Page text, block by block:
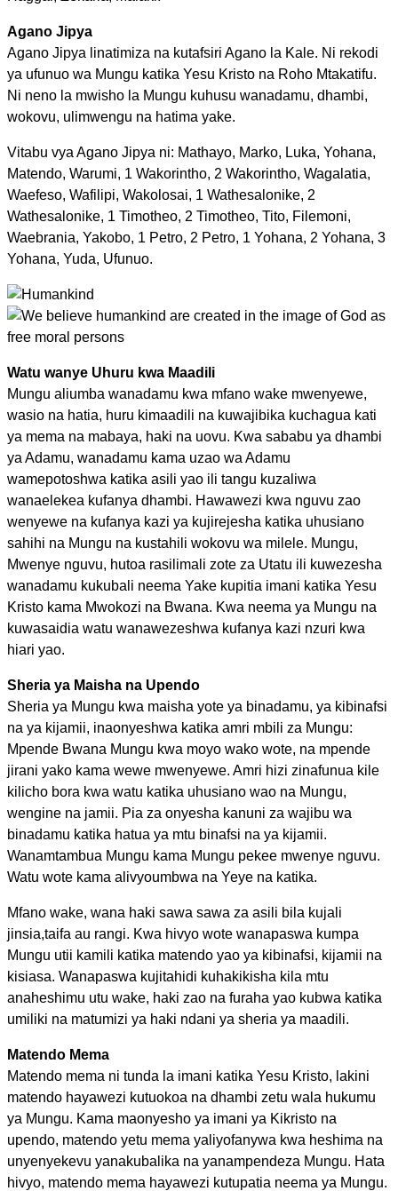
Agano Jipya
Agano Jipya linatimiza na kutafsiri Agano la Kale. Ni rekodi
ya ufunuo wa Mungu katika Yesu Kristo na Roho Mtakatifu.
Ni neno la mwisho la Mungu kuhusu wanadamu, dhambi,
wokovu, ulimwengu na hatima yake.
Vitabu vya Agano Jipya ni: Mathayo, Marko, Luka, Yohana,
Matendo, Warumi, 1 Wakorintho, 2 Wakorintho, Wagalatia,
Waefeso, Wafilipi, Wakolosai, 1 Wathesalonike, 2
Wathesalonike, 1 Timotheo, 2 Timotheo, Tito, Filemoni,
Waebrania, Yakobo, 1 Petro, 2 Petro, 1 Yohana, 2 Yohana, 3
Yohana, Yuda, Ufunuo.
Watu wanye Uhuru kwa Maadili
Mungu aliumba wanadamu kwa mfano wake mwenyewe,
wasio na hatia, huru kimaadili na kuwajibika kuchagua kati
ya mema na mabaya, haki na uovu. Kwa sababu ya dhambi
ya Adamu, wanadamu kama uzao wa Adamu
wamepotoshwa katika asili yao ili tangu kuzaliwa
wanaelekea kufanya dhambi. Hawawezi kwa nguvu zao
wenyewe na kufanya kazi ya kujirejesha katika uhusiano
sahihi na Mungu na kustahili wokovu wa milele. Mungu,
Mwenye nguvu, hutoa rasilimali zote za Utatu ili kuwezesha
wanadamu kukubali neema Yake kupitia imani katika Yesu
Kristo kama Mwokozi na Bwana. Kwa neema ya Mungu na
kuwasaidia watu wanawezeshwa kufanya kazi nzuri kwa
hiari yao.
Sheria ya Maisha na Upendo
Sheria ya Mungu kwa maisha yote ya binadamu, ya kibinafsi
na ya kijamii, inaonyeshwa katika amri mbili za Mungu:
Mpende Bwana Mungu kwa moyo wako wote, na mpende
jirani yako kama wewe mwenyewe. Amri hizi zinafunua kile
kilicho bora kwa watu katika uhusiano wao na Mungu,
wengine na jamii. Pia za onyesha kanuni za wajibu wa
binadamu katika hatua ya mtu binafsi na ya kijamii.
Wanamtambua Mungu kama Mungu pekee mwenye nguvu.
Watu wote kama alivyoumbwa na Yeye na katika.
Mfano wake, wana haki sawa sawa za asili bila kujali
jinsia,taifa au rangi. Kwa hivyo wote wanapaswa kumpa
Mungu utii kamili katika matendo yao ya kibinafsi, kijamii na
kisiasa. Wanapaswa kujitahidi kuhakikisha kila mtu
anaheshimu utu wake, haki zao na furaha yao kubwa katika
umiliki na matumizi ya haki ndani ya sheria ya maadili.
Matendo Mema
Matendo mema ni tunda la imani katika Yesu Kristo, lakini
matendo hayawezi kutuokoa na dhambi zetu wala hukumu
ya Mungu. Kama maonyesho ya imani ya Kikristo na
upendo, matendo yetu mema yaliyofanywa kwa heshima na
unyenyekevu yanakubalika na yanampendeza Mungu. Hata
hivyo, matendo mema hayawezi kutupatia neema ya Mungu.